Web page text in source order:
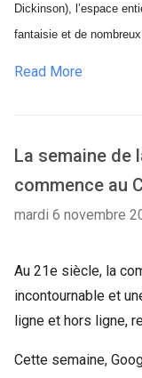
Dickinson), l’espace
fantaisie et de
Read More
La semaine de
commence au
mardi 6 novembre
Au 21e siècle, la
incontournable et
ligne et hors ligne,
Cette semaine,